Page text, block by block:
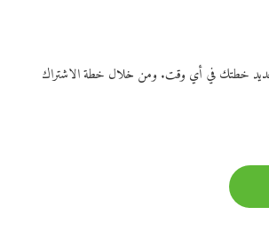
تجديد خطتك في أي وقت. ومن خلال خطة الاشتراك